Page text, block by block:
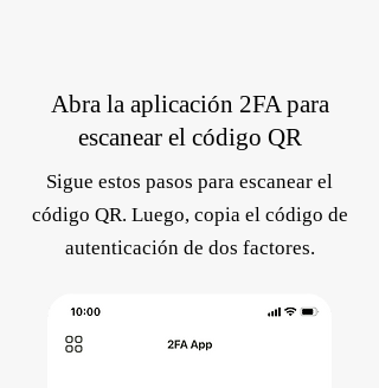
Abra la aplicación 2FA para
escanear el código QR
Sigue estos pasos para escanear el
código QR. Luego, copia el código de
autenticación de dos factores.